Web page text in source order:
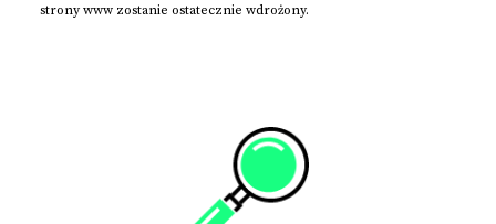
strony www zostanie ostatecznie wdrożony.